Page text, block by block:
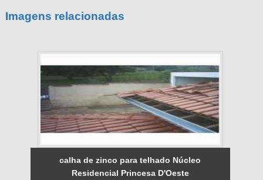
Imagens relacionadas
calha de zinco para telhado Núcleo
Residencial Princesa D'Oeste